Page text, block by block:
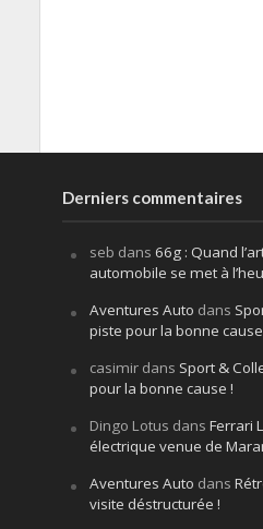
Derniers commentaires
seb dans 66g : Quand
automobile se met à
Aventures Auto dans
piste pour la bonne
casimirdans Sport &
pour la bonne cause !
Dingo Lotus dans Ferrari
électrique venue de
Aventures Auto dans
visite déstructurée !